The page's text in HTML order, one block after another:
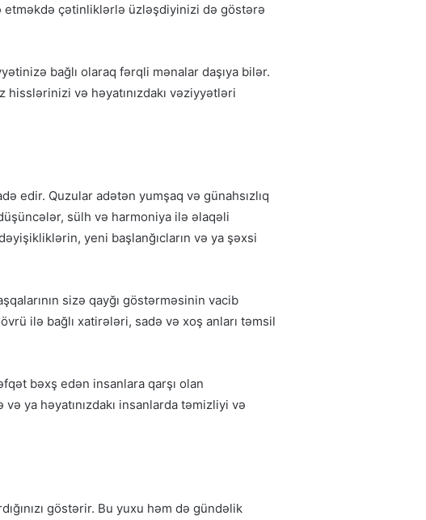
çətinliklərlə üzləşdiyinizi də göstərə
bağlı olaraq fərqli mənalar daşıya bilər.
və həyatınızdakı vəziyyətləri
edir. Quzular adətən yumşaq və günahsızlıq
sülh və harmoniya ilə əlaqəli
yeni başlanğıcların və ya şəxsi
sizə qayğı göstərməsinin vacib
ilə bağlı xatirələri, sadə və xoş anları təmsil
bəxş edən insanlara qarşı olan
ya həyatınızdakı insanlarda təmizliyi və
göstərir. Bu yuxu həm də gündəlik